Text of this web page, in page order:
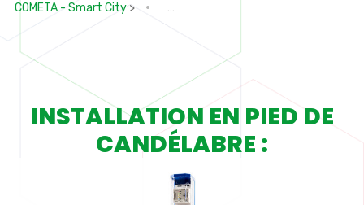
COMETA - Smart City>
INSTALLATION EN PIED DE
CANDÉLABRE :